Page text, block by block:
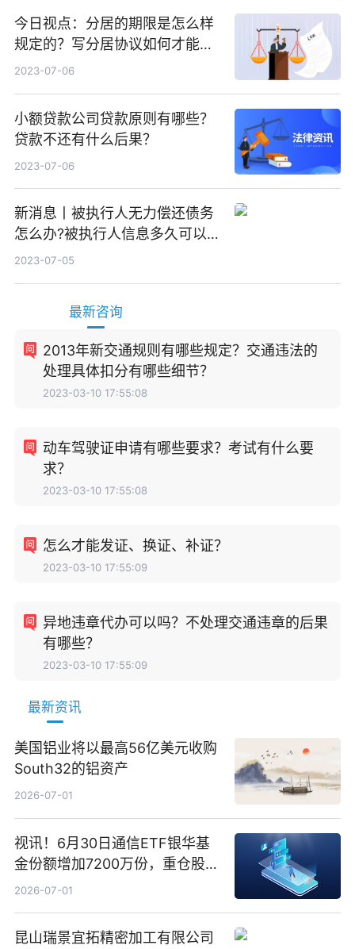
今日视点：分居的期限是怎么样
规定的？写分居协议如何才能有
效？
2023-07-06
小额贷款公司贷款原则有哪些？
贷款不还有什么后果？
2023-07-06
新消息丨被执行人无力偿还债务
怎么办?被执行人信息多久可以
消除?
2023-07-05
最新咨询
2013年新交通规则有哪些规定？交通违法的
处理具体扣分有哪些细节？
2023-03-10 17:55:08
动车驾驶证申请有哪些要求？考试有什么要
求？
2023-03-10 17:55:08
怎么才能发证、换证、补证？
2023-03-10 17:55:09
异地违章代办可以吗？不处理交通违章的后果
有哪些？
2023-03-10 17:55:09
最新资讯
美国铝业将以最高56亿美元收购
South32的铝资产
2026-07-01
视讯！6月30日通信ETF银华基
金份额增加7200万份，重仓股新
易盛、中际旭创、立讯精密
2026-07-01
昆山瑞景宜拓精密加工有限公司